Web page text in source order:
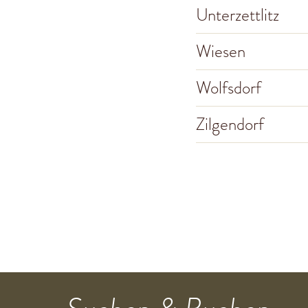
Unterzettlitz
Wiesen
Wolfsdorf
Zilgendorf